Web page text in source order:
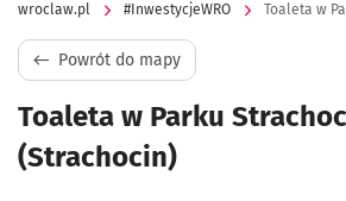
wroclaw.pl #InwestycjeWRO Toaleta w
Powrót do mapy
Toaleta w Parku
(Strachocin)